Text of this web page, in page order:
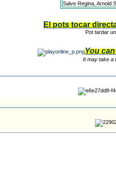
Salve Regina, Arnold
El pots tocar
Pot tardar
You
It may take a